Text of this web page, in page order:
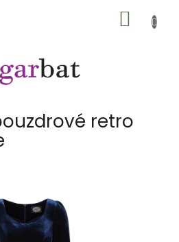
KOŠÍK
retro